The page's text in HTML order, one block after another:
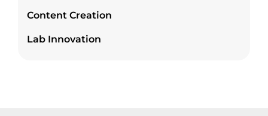
Content Creation
Lab Innovation